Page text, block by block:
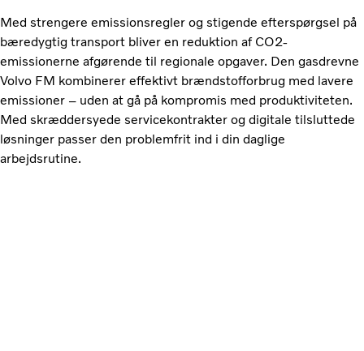
Med strengere emissionsregler og stigende efterspørgsel på
bæredygtig transport bliver en reduktion af CO2-
emissionerne afgørende til regionale opgaver. Den gasdrevne
Volvo FM kombinerer effektivt brændstofforbrug med lavere
emissioner – uden at gå på kompromis med produktiviteten.
Med skræddersyede servicekontrakter og digitale tilsluttede
løsninger passer den problemfrit ind i din daglige
arbejdsrutine.